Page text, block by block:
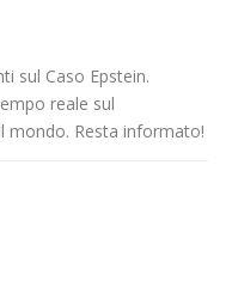
sul Caso Epstein.
reale sul
mondo. Resta informato!